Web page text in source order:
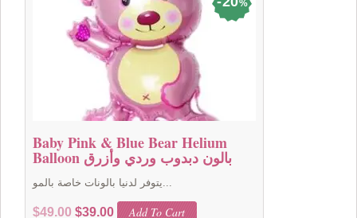
%
Baby Pink & Blue Bear Helium
Balloon بالون دبدوب وردي وأزرق
يتوفر لدنيا بالونات خاصة بالمو...
$49.00 Original
$39.00CurrentAdd To Cart